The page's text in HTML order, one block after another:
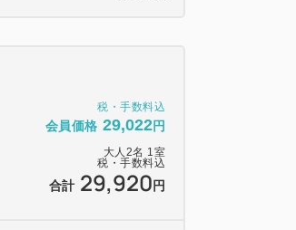
日やご人数も含む）が
新規予約）が必要とな
税・手数料込
会員価格 29,022円
大人 2名 1室
税・手数料込
合計 29,920 円